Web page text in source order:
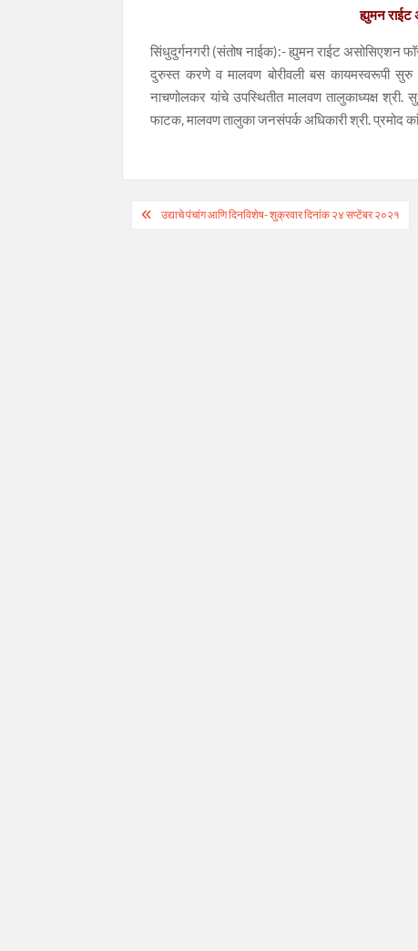
ह्युमन
सिंधुदुर्गनगरी (संतोष नाईक):- ह्युमन राईट असोसिएशन
दुरुस्त करणे व मालवण बोरीवली बस कायमस्वरूपी सुरु
नाचणोलकर यांचे उपस्थितीत मालवण तालुकाध्यक्ष
फाटक, मालवण तालुका जनसंपर्क अधिकारी श्री. प्रमोद
Postउद्याचे पंचांग आणि दिनविशेष- शुक्रवार दिनांक २४ सप्टेंबर २०२१